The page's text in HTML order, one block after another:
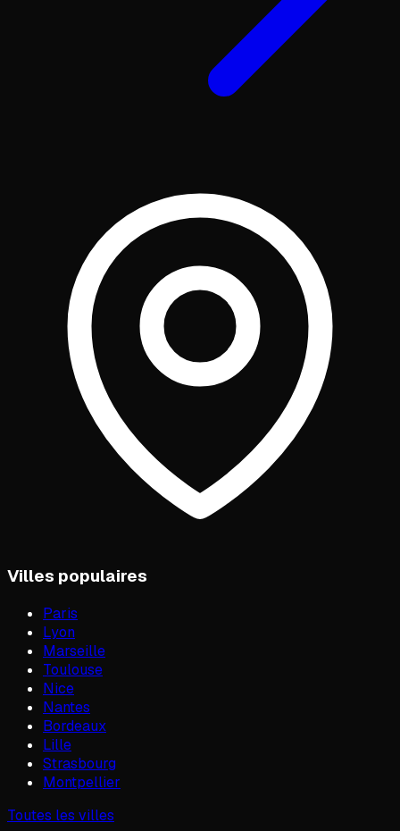
Villes populaires
Paris
Lyon
Marseille
Toulouse
Nice
Nantes
Bordeaux
Lille
Strasbourg
Montpellier
Toutes les villes